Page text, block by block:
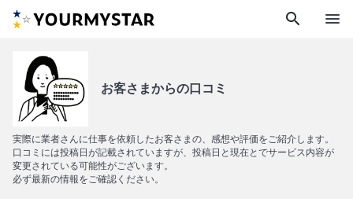
search menu
お客さまからの口コミ
実際に業者さんに仕事を依頼したお客さまの、感想や評価をご紹介します。
口コミには投稿日が記載されていますが、投稿日と現在とでサービス内容が
変更されている可能性がございます。
必ず最新の情報をご確認ください。